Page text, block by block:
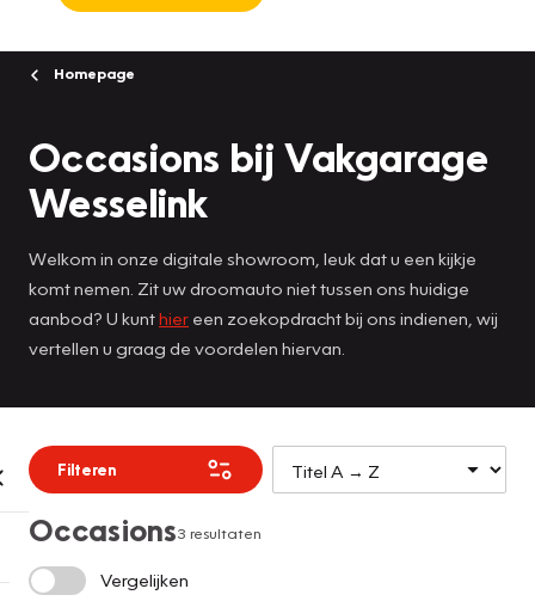
Homepage
Occasions bij Vakgarage
Wesselink
Welkom in onze digitale showroom, leuk dat u een kijkje
komt nemen. Zit uw droomauto niet tussen ons huidige
aanbod? U kunthier een zoekopdracht bij ons indienen, wij
vertellen u graag de voordelen hiervan.
Filteren
Occasions3 resultaten
Vergelijken